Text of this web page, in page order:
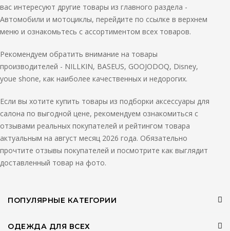
вас интересуют другие товары из главного раздела -
Автомобили и мотоциклы, перейдите по ссылке в верхнем
меню и ознакомьтесь с ассортиментом всех товаров.
Рекомендуем обратить внимание на товары
производителей - NILLKIN, BASEUS, GOOJODOQ, Disney,
youe shone, как наиболее качественных и недорогих.
Если вы хотите купить товары из подборки аксессуары для
салона по выгодной цене, рекомендуем ознакомиться с
отзывами реальных покупателей и рейтингом товара
актуальным на август месяц 2026 года. Обязательно
прочтите отзывы покупателей и посмотрите как выглядит
доставленный товар на фото.
ПОПУЛЯРНЫЕ КАТЕГОРИИ
ОДЕЖДА ДЛЯ ВСЕХ